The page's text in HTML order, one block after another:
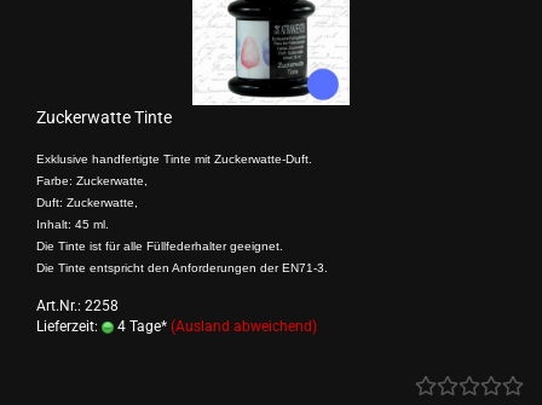
Zuckerwatte Tinte
Exklusive handfertigte Tinte mit Zuckerwatte-Duft.
Farbe: Zuckerwatte,
Duft: Zuckerwatte,
Inhalt: 45 ml.
Die Tinte ist für alle Füllfederhalter geeignet.
Die Tinte entspricht den Anforderungen der EN71-3.
Art.Nr.: 2258
Lieferzeit:
4 Tage* (Ausland abweichend)